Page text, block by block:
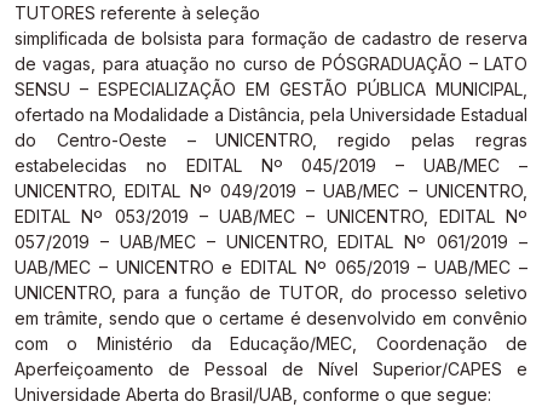
TUTORES referente à seleção
simplificada de bolsista para formação de cadastro de reserva
de vagas, para atuação no curso de PÓSGRADUAÇÃO – LATO
SENSU – ESPECIALIZAÇÃO EM GESTÃO PÚBLICA MUNICIPAL,
ofertado na Modalidade a Distância, pela Universidade Estadual
do Centro-Oeste – UNICENTRO, regido pelas regras
estabelecidas no EDITAL Nº 045/2019 – UAB/MEC –
UNICENTRO, EDITAL Nº 049/2019 – UAB/MEC – UNICENTRO,
EDITAL Nº 053/2019 – UAB/MEC – UNICENTRO, EDITAL Nº
057/2019 – UAB/MEC – UNICENTRO, EDITAL Nº 061/2019 –
UAB/MEC – UNICENTRO e EDITAL Nº 065/2019 – UAB/MEC –
UNICENTRO, para a função de TUTOR, do processo seletivo
em trâmite, sendo que o certame é desenvolvido em convênio
com o Ministério da Educação/MEC, Coordenação de
Aperfeiçoamento de Pessoal de Nível Superior/CAPES e
Universidade Aberta do Brasil/UAB, conforme o que segue:
Gestão Escolar [GESC]
Gestão Escolar [GESC]
Gestão Escolar [GESC]
Gestão Escolar [GESC]
Gestão Escolar [GESC]